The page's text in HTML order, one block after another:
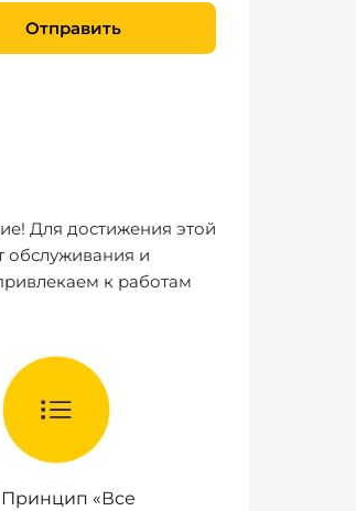
Отправить
Для достижения этой
обслуживания и
к работам
Принцип «Все